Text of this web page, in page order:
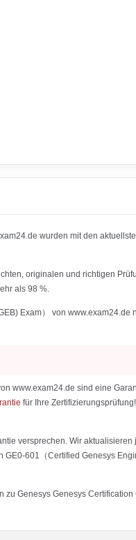
wurden mit den
originalen und richtigen
als 98 %.
Exam） von www.exam24.de
www.exam24.de sind eine
für Ihre
versprechen. Wir
601（Certified Genesys
Genesys Genesys Certification